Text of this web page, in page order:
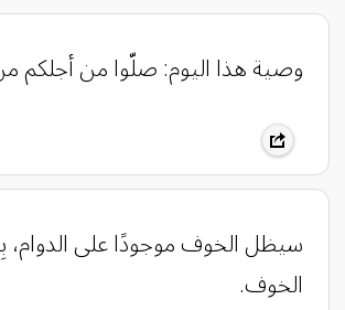
وصية هذا اليوم: صلّوا من أجلكم
‏سيظل الخوف موجودًا على الدوام،
الخوف.